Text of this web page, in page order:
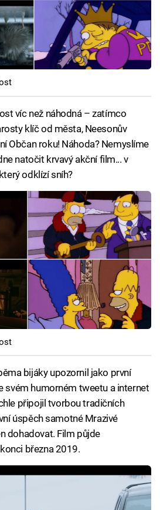
víc než náhodná – zatímco
klíč od města, Neesonův
Občan roku! Náhoda? Nemyslíme
natočit krvavý akční film... v
odklízí sníh?
bijáky upozornil jako první
svém humorném tweetu a internet
připojil tvorbou tradičních
úspěch samotné Mrazivé
dohadovat. Film půjde
března 2019.